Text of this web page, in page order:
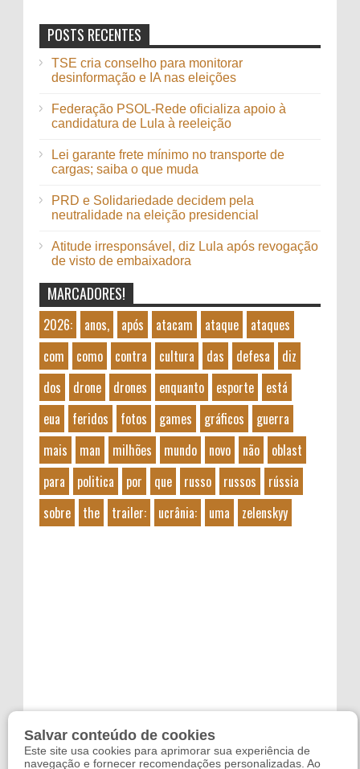
POSTS RECENTES
TSE cria conselho para monitorar
desinformação e IA nas eleições
Federação PSOL-Rede oficializa apoio à
candidatura de Lula à reeleição
Lei garante frete mínimo no transporte de
cargas; saiba o que muda
PRD e Solidariedade decidem pela
neutralidade na eleição presidencial
Atitude irresponsável, diz Lula após revogação
de visto de embaixadora
MARCADORES!
2026: anos, após atacam ataque
ataques
com
como contra cultura das defesa
diz
dos
drone drones enquanto esporte
está
eua
feridos fotos games gráficos
guerra
mais
man milhões mundo novo não
oblast
para
politica por que russo russos
rússia
sobre
the trailer: ucrânia: uma zelenskyy
Salvar conteúdo de cookies
Este site usa cookies para aprimorar sua experiência de
navegação e fornecer recomendações personalizadas. Ao